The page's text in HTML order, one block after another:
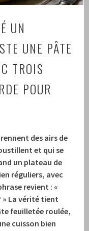
UN
UNE PÂTE
TROIS
POUR
des airs de
et qui se
un plateau de
réguliers, avec
revient : «
» La vérité tient
feuilletée roulée,
cuisson bien